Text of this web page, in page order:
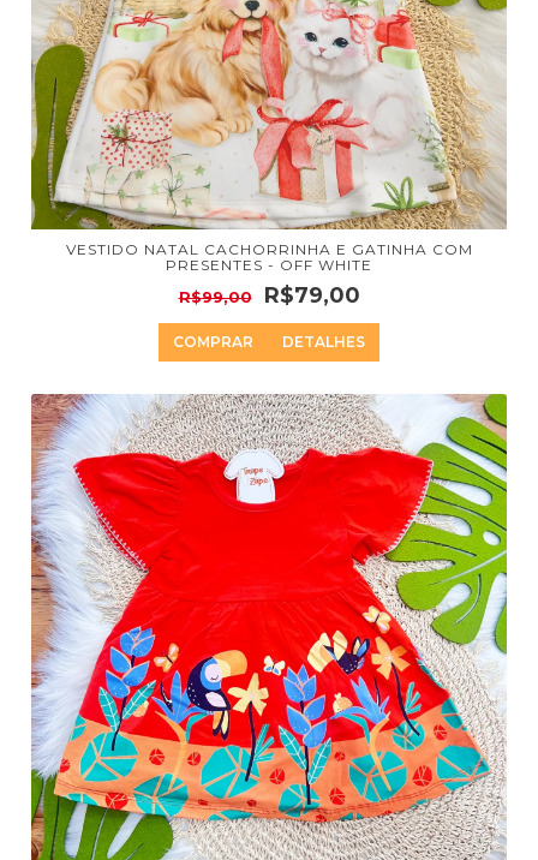
VESTIDO NATAL CACHORRINHA E GATINHA COM
PRESENTES - OFF WHITE
R$99,00 R$79,00
COMPRAR DETALHES